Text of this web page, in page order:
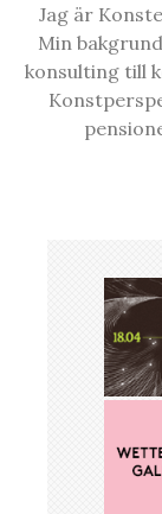
Jag är
Min
konsulting till